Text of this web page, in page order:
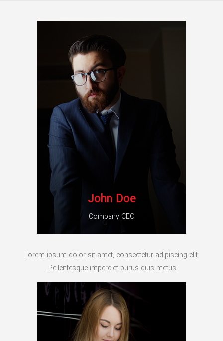
John Doe
Company CEO
Lorem ipsum dolor sit amet, consectetur adipiscing elit.
Pellentesque imperdiet purus quis metus.